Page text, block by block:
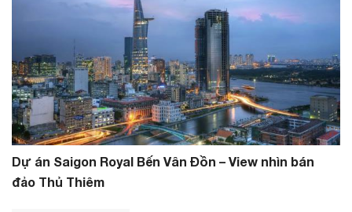
Dự án Saigon Royal Bến Vân Đồn – View nhìn bán
đảo Thủ Thiêm